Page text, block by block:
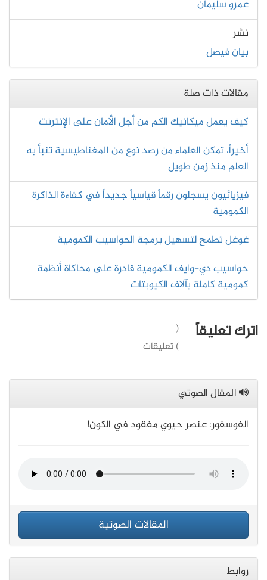
عمرو سليمان
نشر
بيان فيصل
مقالات ذات صلة
كيف يعمل ميكانيك الكم من أجل الأمان على الإنترنت
أخيراً، تمكن العلماء من رصد نوع من المغناطيسية تنبأ به
العلم منذ زمن طويل
فيزيائيون يسجلون رقماً قياسياً جديداً في كفاءة الذاكرة
الكمومية
غوغل تطمح لتسهيل برمجة الحواسيب الكمومية
حواسيب دي-وايف الكمومية قادرة على محاكاة أنظمة
كمومية كاملة بآلاف الكيوبتات
اترك تعليقاً
(
) تعليقات
المقال الصوتي
الفوسفور: عنصر حيوي مفقود في الكون!
المقالات الصوتية
روابط